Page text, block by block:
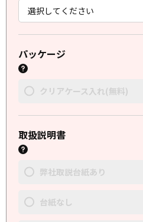
パッケージ
クリアケース入れ(無料)
取扱説明書
弊社取説台紙あり
台紙なし